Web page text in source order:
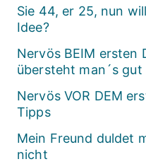
Sie 44, er 25, nun
Idee?
Nervös BEIM ersten
übersteht man´s gut
Nervös VOR DEM
Tipps
Mein Freund duldet
nicht